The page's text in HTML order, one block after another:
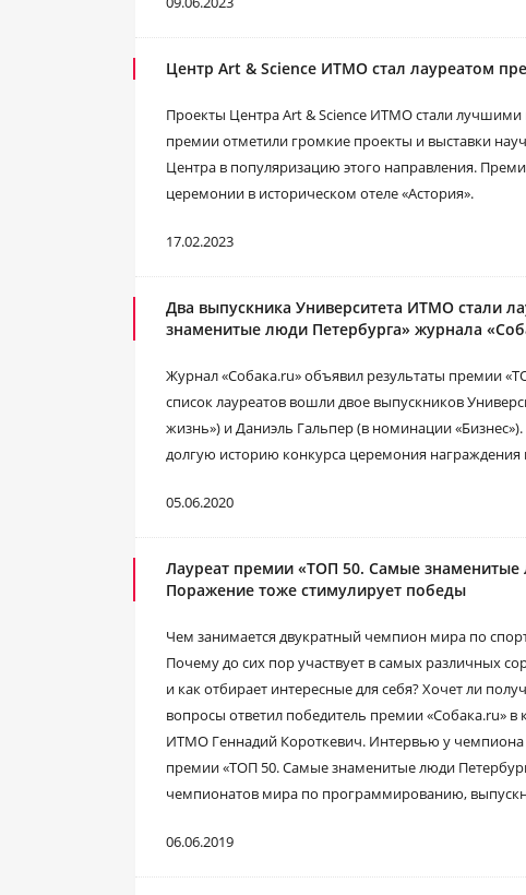
Центр Art & Science ИТМО стал лауреатом
Проекты Центра Art & Science ИТМО стали
премии отметили громкие проекты и выставки
Центра в популяризацию этого направления.
церемонии в историческом отеле «Астория».
17.02.2023
Два выпускника Университета ИТМО стали
знаменитые люди Петербурга» журнала
Журнал «Собака.ru» объявил результаты премии
список лауреатов вошли двое выпускников
жизнь») и Даниэль Гальпер (в номинации
долгую историю конкурса церемония
05.06.2020
Лауреат премии «ТОП 50. Самые знаменитые
Поражение тоже стимулирует победы
Чем занимается двукратный чемпион мира по
Почему до сих пор участвует в самых различных
и как отбирает интересные для себя? Хочет ли
вопросы ответил победитель премии «Собака.ru» в
ИТМО Геннадий Короткевич. Интервью у
премии «ТОП 50. Самые знаменитые люди
чемпионатов мира по программированию,
06.06.2019